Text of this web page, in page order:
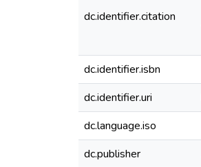
dc.identifier.citation
dc.identifier.isbn
dc.identifier.uri
dc.language.iso
dc.publisher